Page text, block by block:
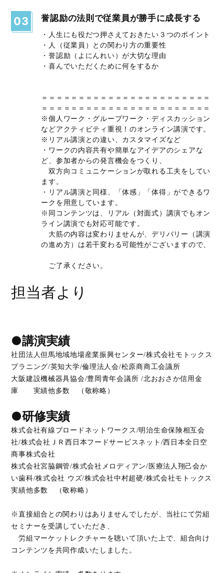
03 誉認励の法則で従業員が勝手に成長する
・人生にも役だつ押さえておきたい３つのポイント
・人（従業員）との関わり方の重要性
・誉認励（よにんれい）が大切な理由
・喜んでいただくために何をするか
＝＝＝＝＝＝＝＝＝＝＝＝＝＝＝＝＝＝＝＝＝＝＝
＝＝＝＝＝＝＝＝＝＝＝＝＝＝＝＝＝＝＝＝＝＝＝
※個人ワーク・グループワーク・ディスカッション
などアクティビティ重視！のオンライン講演です。
※リアル講演との違い、カスタマイズなど
・ワークの内容共有や簡単なアイデアのシェアな
ど、参加者からの発言機会をつくり、
双方向コミュニケーションが取れる工夫をしてい
ます。
・リアル講演と同様、「体感」「体得」ができるワ
ークを用意しています。
※同コンテンツは、リアル（対面式）講演でもオン
ライン講演でも対応可能です。
大筋の内容は変わりませんが、デリバリー（講演
の進め方）は若干変わる可能性がございますので、
ご了承ください。
担当者より
●講演実績
社団法人但馬地域地場産業振興センター/株式会社モトックス
プラニング/英知大学/倫理法人会/松原商商工会議所
大阪建設機械器具協会/豊岡青年会議所 /北おおさか信用金
庫 実績他多数 （敬称略）
●研修実績
株式会社有線ブロードネットワークス/明治生命保険相互会
社/株式会社ＪＲ西日本フードサービスネット/西日本全日空
商事株式会社
株式会社宮脇鋼管/株式会社メロディアン/医療法人翔己会か
い歯科/株式会社 ウズ/株式会社中村超硬/株式会社モトックス
実績他多数 （敬称略）
※直接組合との関わりはありませんでしたが、当社にて労組
セミナーを受講していただき、
労組マーケットレクチャーを聴いて頂いた上で、組合向け
コンテンツを共同作成いたしました。